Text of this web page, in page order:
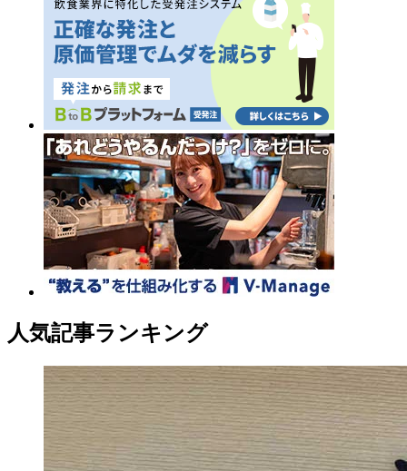
人気記事ランキング